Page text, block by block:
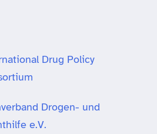
Drug Policy
Drogen- und
e.V.